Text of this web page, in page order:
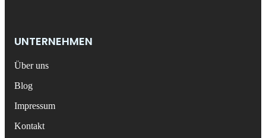
UNTERNEHMEN
Über uns
Blog
Impressum
Kontakt